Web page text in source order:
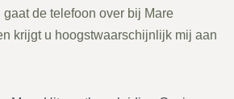
gaat de telefoon over bij Mare
krijgt u hoogstwaarschijnlijk mij aan